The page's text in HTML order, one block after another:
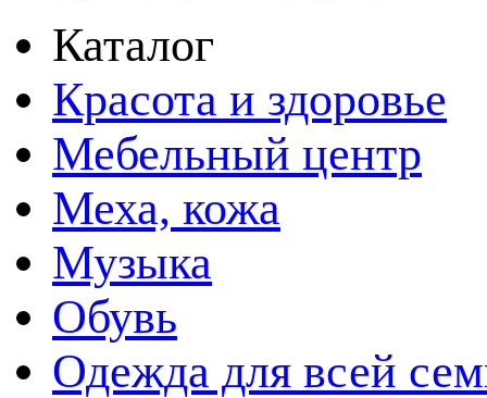
Каталог
Красота и здоровье
Мебельный центр
Меха, кожа
Музыка
Обувь
Одежда для всей